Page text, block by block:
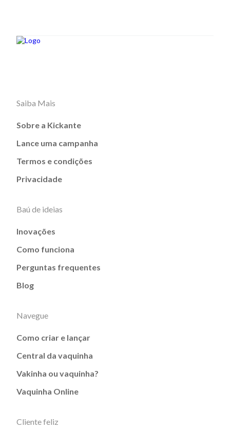
Saiba Mais
Sobre a Kickante
Lance uma campanha
Termos e condições
Privacidade
Baú de ideias
Inovações
Como funciona
Perguntas frequentes
Blog
Navegue
Como criar e lançar
Central da vaquinha
Vakinha ou vaquinha?
Vaquinha Online
Cliente feliz